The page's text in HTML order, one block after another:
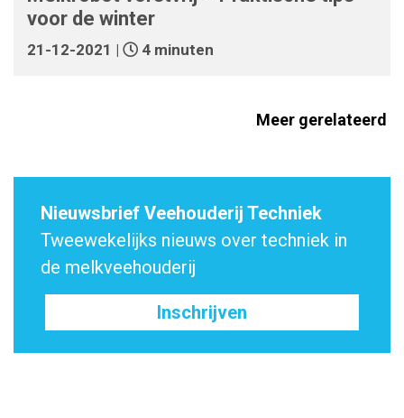
voor de winter
21-12-2021 | 4 minuten
Meer gerelateerd
Nieuwsbrief Veehouderij Techniek
Tweewekelijks nieuws over techniek in
de melkveehouderij
Inschrijven